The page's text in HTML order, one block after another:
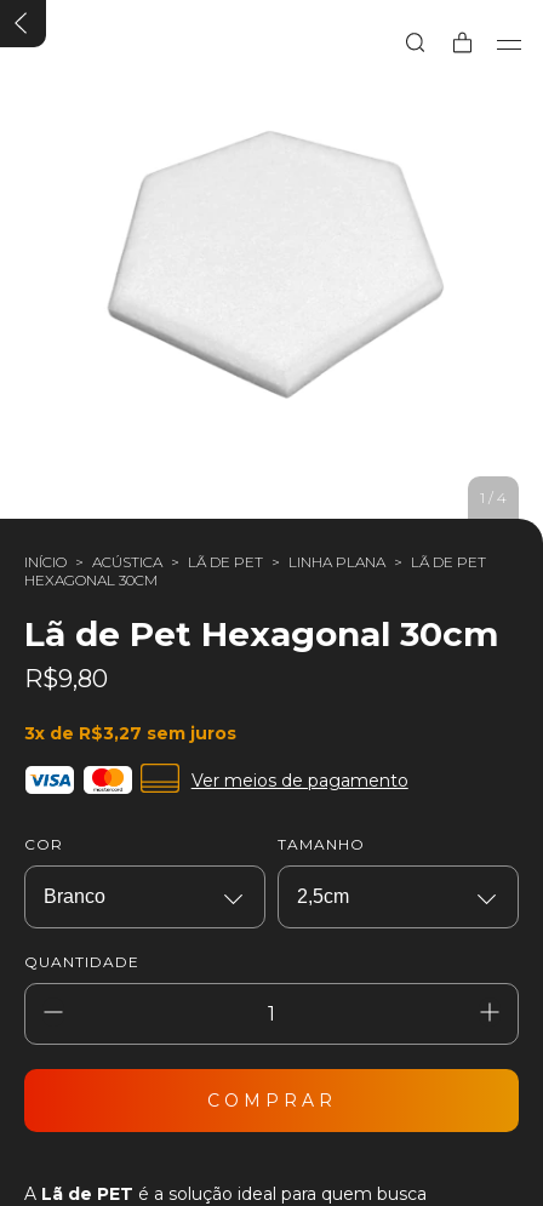
1 / 4
INÍCIO > ACÚSTICA > LÃ DE PET > LINHA PLANA > LÃ DE PET
HEXAGONAL 30CM
Lã de Pet Hexagonal 30cm
R$9,80
3x de R$3,27 sem juros
Ver meios de pagamento
COR TAMANHO
QUANTIDADE
A Lã de PET é a solução ideal para quem busca